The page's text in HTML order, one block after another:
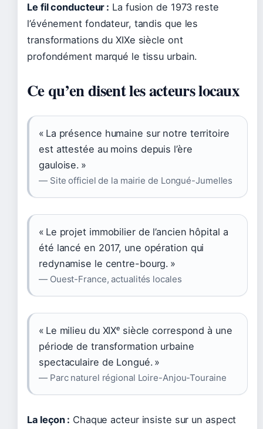
Le fil conducteur : La fusion de 1973 reste
l’événement fondateur, tandis que les
transformations du XIXe siècle ont
profondément marqué le tissu urbain.
Ce qu’en disent les acteurs locaux
« La présence humaine sur notre territoire
est attestée au moins depuis l’ère
gauloise. »
— Site officiel de la mairie de Longué-Jumelles
« Le projet immobilier de l’ancien hôpital a
été lancé en 2017, une opération qui
redynamise le centre-bourg. »
— Ouest-France, actualités locales
« Le milieu du XIXᵉ siècle correspond à une
période de transformation urbaine
spectaculaire de Longué. »
— Parc naturel régional Loire-Anjou-Touraine
La leçon : Chaque acteur insiste sur un aspect